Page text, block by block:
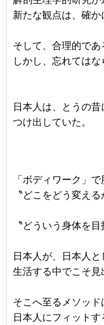
新たな観点は、確か
そして、合理的であ
しかし、忘れてはな
日本人は、とうの
つけ出していた。
「ボディワーク」で
〝どこをどう変える
〝どういう身体を目
日本人が、日本人と
生活する中でこそ見
そこへ至るメソッド
日本人にフィットす